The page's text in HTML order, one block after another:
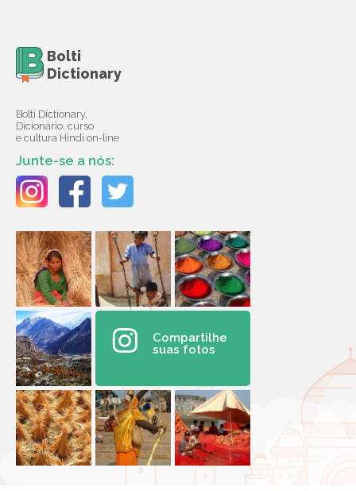
Bolti
Dictionary
Bolti Dictionary,
Dicionário, curso
e cultura Hindi on-line
Junte-se a nós:
Compartilhe
suas fotos